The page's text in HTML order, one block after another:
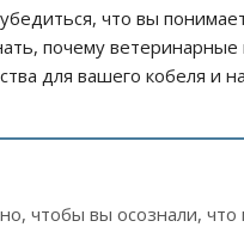
что вы
почему
для вашего кобеля и
чтобы вы осознали,